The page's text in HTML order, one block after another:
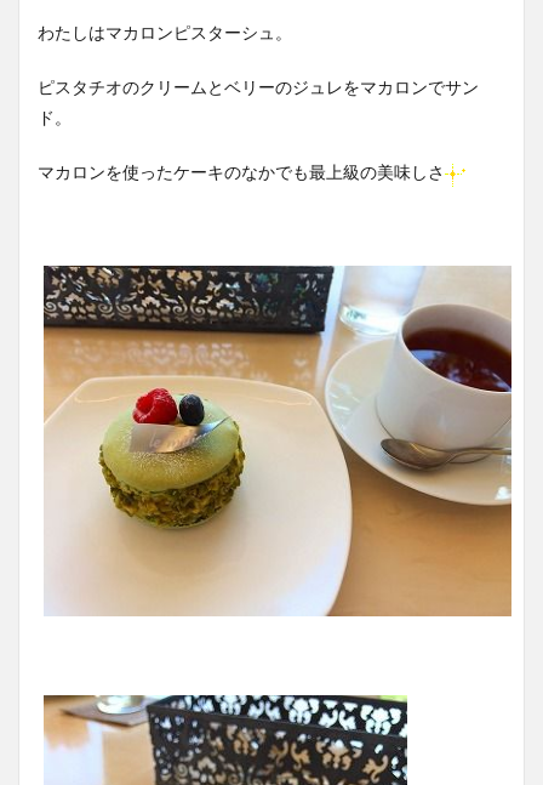
わたしはマカロンピスターシュ。
ピスタチオのクリームとベリーのジュレをマカロンでサン
ド。
マカロンを使ったケーキのなかでも最上級の美味しさ